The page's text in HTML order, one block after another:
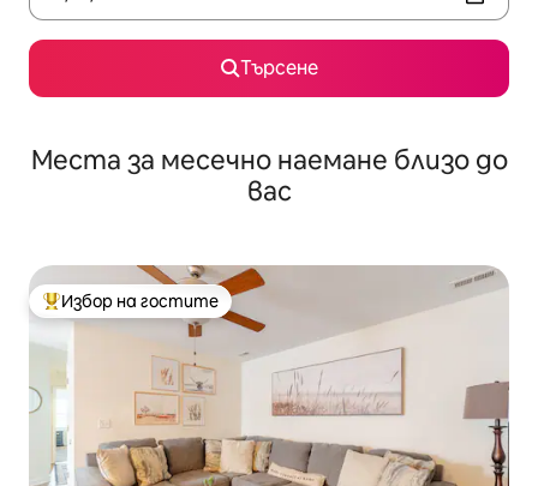
Търсене
Места за месечно наемане близо до
вас
Най-популярен избор на гостите
Избор на гостите